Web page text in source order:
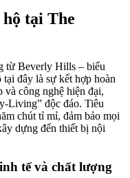
tại The
từ Beverly Hills – biểu
đây là sự kết hợp hoàn
và công nghệ hiện đại,
Living” độc đáo. Tiêu
chút tỉ mỉ, đảm bảo mọi
dựng đến thiết bị nội
tế và chất lượng